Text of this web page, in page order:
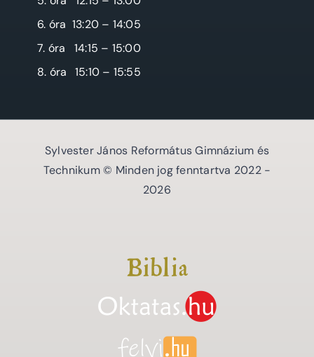
6. óra 13:20 – 14:05
7. óra
14:15 – 15:00
8. óra
15:10 – 15:55
Sylvester János Református Gimnázium és
Technikum © Minden jog fenntartva 2022 -
2026